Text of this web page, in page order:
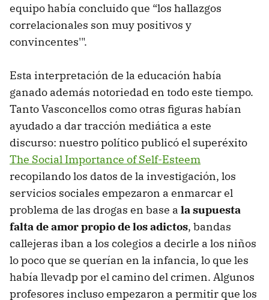
equipo había concluido que “los hallazgos
correlacionales son muy positivos y
convincentes'".
Esta interpretación de la educación había
ganado además notoriedad en todo este tiempo.
Tanto Vasconcellos como otras figuras habían
ayudado a dar tracción mediática a este
discurso: nuestro político publicó el superéxito
The Social Importance of Self-Esteem
recopilando los datos de la investigación, los
servicios sociales empezaron a enmarcar el
problema de las drogas en base a la supuesta
falta de amor propio de los adictos, bandas
callejeras iban a los colegios a decirle a los niños
lo poco que se querían en la infancia, lo que les
había llevadp por el camino del crimen. Algunos
profesores incluso empezaron a permitir que los